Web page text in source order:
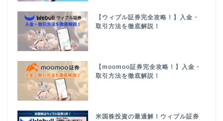
【ウィブル証券完全攻略！】入金・
取引方法を徹底解説！
【moomoo証券完全攻略！】入金・
取引方法を徹底解説！
米国株投資の最適解！ウィブル証券